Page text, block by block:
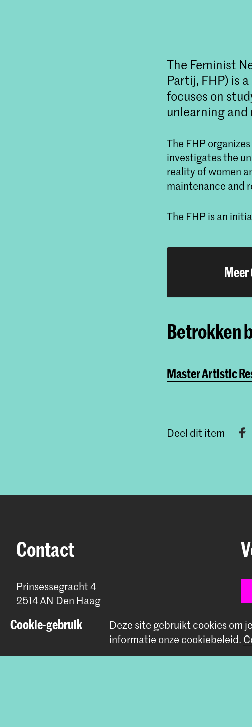
The Feminist
Partij, FHP) is
focuses on
unlearning
The FHP
investigates the
reality of women
maintenance and
The FHP is an
Meer
Betrokken
Master Artistic
Deel dit item
Contact
Prinsessegracht 4
2514 AN Den Haag
communication@kabk.nl
Cookie-gebruik Deze site gebruikt cookies om
informatie onze cookiebeleid.